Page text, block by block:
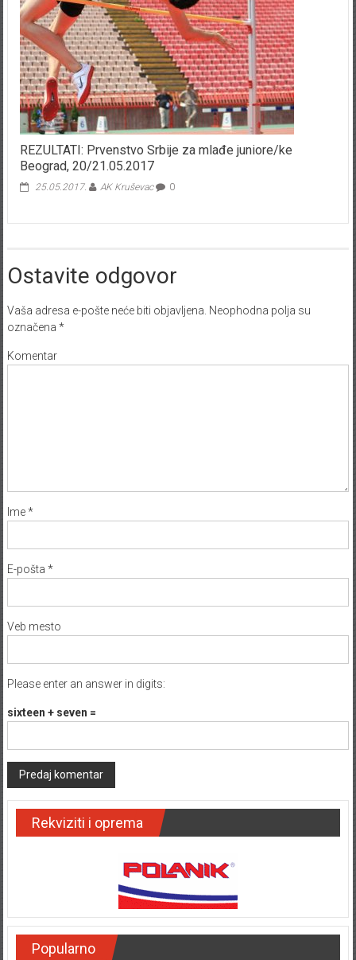
REZULTATI: Prvenstvo Srbije za mlađe juniore/ke
Beograd, 20/21.05.2017
25.05.2017. AK Kruševac 0
Ostavite odgovor
Vaša adresa e-pošte neće biti objavljena. Neophodna polja su
označena *
Komentar
Ime*
E-pošta *
Veb mesto
Please enter an answer in digits:
sixteen + seven =
Rekviziti i oprema
Popularno